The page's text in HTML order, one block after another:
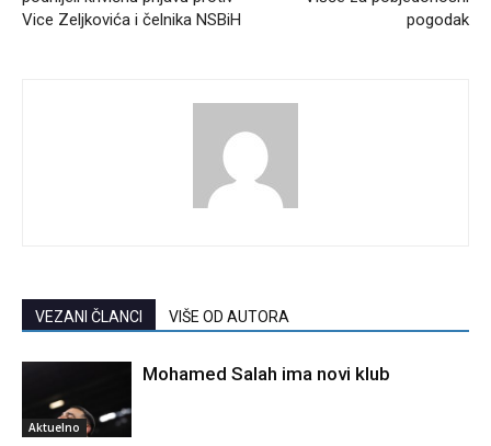
Vice Zeljkovića i čelnika NSBiH
pogodak
VEZANI ČLANCI VIŠE OD AUTORA
Aktuelno
Mohamed Salah ima novi klub